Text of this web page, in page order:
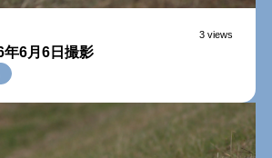
3 views
6月6日撮影